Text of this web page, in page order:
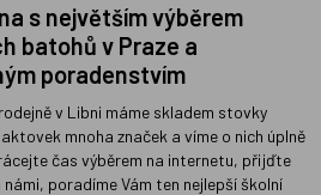
s největším výběrem
batohů v Praze a
poradenstvím
v Libni máme skladem stovky
mnoha značek a víme o nich úplně
čas výběrem na internetu, přijďte
námi, poradíme Vám ten nejlepší školní